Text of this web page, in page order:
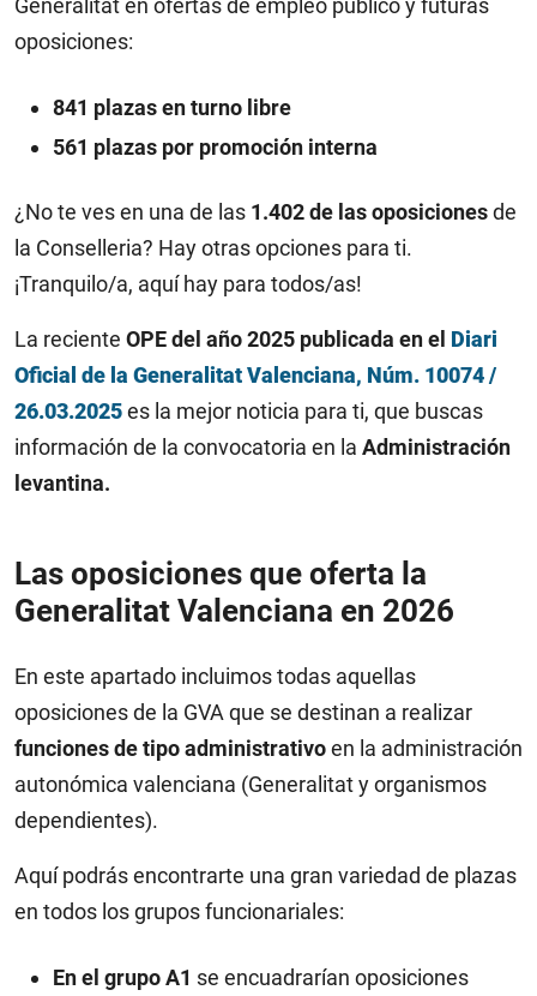
Generalitat en ofertas de empleo público y futuras
oposiciones:
841 plazas en turno libre
561 plazas por promoción interna
¿No te ves en una de las 1.402 de lasoposicionesde
la Conselleria? Hay otras opciones para ti.
¡Tranquilo/a, aquí hay para todos/as!
La reciente OPE del año 2025 publicada en el Diari
Oficial de la Generalitat Valenciana, Núm. 10074 /
26.03.2025es la mejor noticia para ti, que buscas
información de la convocatoria en la Administración
levantina.
Las oposiciones que oferta la
Generalitat Valenciana en 2026
En este apartado incluimos todas aquellas
oposiciones de la GVA que se destinan a realizar
funciones de tipo administrativoen la administración
autonómica valenciana (Generalitat y organismos
dependientes).
Aquí podrás encontrarte una gran variedad de plazas
en todos los grupos funcionariales:
En el grupo A1 se encuadrarían oposiciones